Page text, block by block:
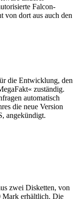
Falcon-
von dort aus auch den
die Entwicklung, den
zuständig.
automatisch
die neue Version
angekündigt.
zwei Disketten, von
Mark erhältlich. Die